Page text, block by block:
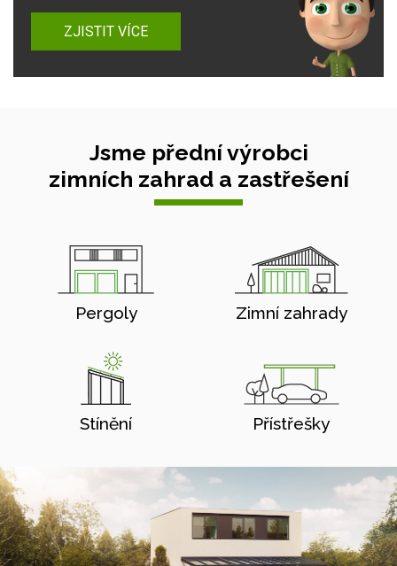
ZJISTIT VÍCE
Jsme přední výrobci
zimních zahrad a zastřešení
Pergoly Zimní zahrady
Stínění Přístřešky